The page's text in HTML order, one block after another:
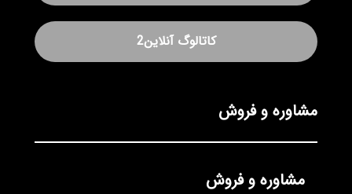
کاتالوگ آنلاین2
مشاوره و فروش
مشاوره و فروش